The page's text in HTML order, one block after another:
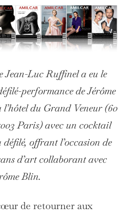
Jean-Luc Ruffinel a eu le
performance de Jérôme
l’hôtel du Grand Veneur (60
Paris) avec un cocktail
défilé, offrant l’occasion de
d’art collaborant avec
Blin.
de retourner aux